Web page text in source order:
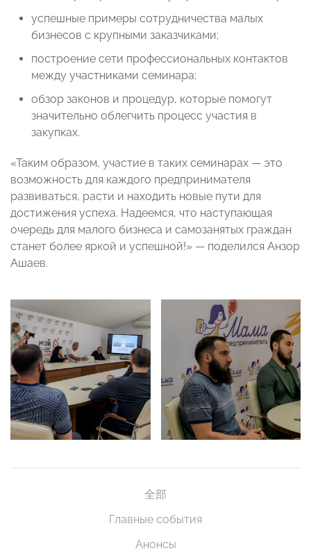
успешные примеры сотрудничества малых
бизнесов с крупными заказчиками;
построение сети профессиональных контактов
между участниками семинара;
обзор законов и процедур, которые помогут
значительно облегчить процесс участия в
закупках.
«Таким образом, участие в таких семинарах — это
возможность для каждого предпринимателя
развиваться, расти и находить новые пути для
достижения успеха. Надеемся, что наступающая
очередь для малого бизнеса и самозанятых граждан
станет более яркой и успешной!» — поделился Анзор
Ашаев.
全部
Главные события
Анонсы